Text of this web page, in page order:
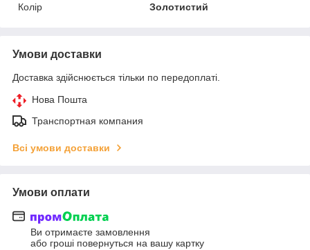
Колір
Золотистий
Умови доставки
Доставка здійснюється тільки по передоплаті.
Нова Пошта
Транспортная компания
Всі умови доставки
Умови оплати
Ви отримаєте замовлення
або гроші повернуться на вашу картку